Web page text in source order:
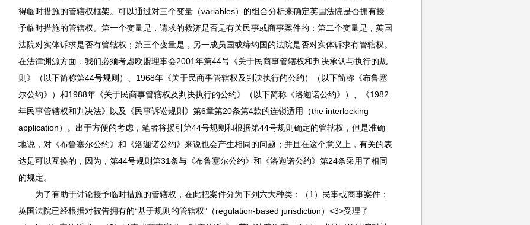
得临时措施的管辖权框架。可以通过对三个变量（variables）的组合分析来确定英国法院是否拥有授
予临时措施的管辖权。第一个变量是，请求的救济是否是有关民事或商事案件的；第二个变量是，英国
法院对实体诉求是否有管辖权；第三个变量是，另一成员国或缔约国的法院是否对实体诉求有管辖权。
在法律渊源方面，我们必须考虑欧盟理事会2001年第44号《关于民商事管辖权和判决承认与执行的规
则》（以下简称第44号规则）、1968年《关于民商事管辖权及判决执行的公约）（以下简称《布鲁塞
尔公约》）和1988年《关于民商事管辖权及判决执行的公约》（以下简称《洛迦诺公约》）、《1982
年民事管辖权和判决法》以及《民事诉讼规则》第6章第20条第4款的连锁适用（the interlocking
application）。出于方便的考虑，笔者将援引第44号规则和根据第44号规则确定的管辖权，但是准确
地说，对《布鲁塞尔公约》和《洛迦诺公约》来说也会产生相同的问题；并且在这个意义上，有关的表
达是可以互换的，因为，第44号规则第31条与《布鲁塞尔公约》和《洛迦诺公约》第24条采用了相同
的规定。
为了有助于讨论授予临时措施的管辖权，在此把案件分为下列六大种类：（1）民事或商事案件；
英国法院已经根据对被告拥有的“基于规则的管辖权”（regulation-based jurisdiction）<3>受理了